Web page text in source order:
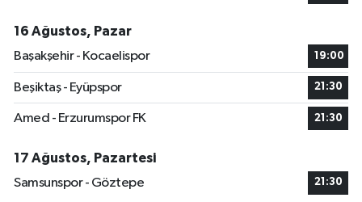
16 Ağustos, Pazar
Başakşehir - Kocaelispor
19:00
Beşiktaş - Eyüpspor 21:30
Amed - Erzurumspor FK 21:30
17 Ağustos, Pazartesi
Samsunspor - Göztepe
21:30